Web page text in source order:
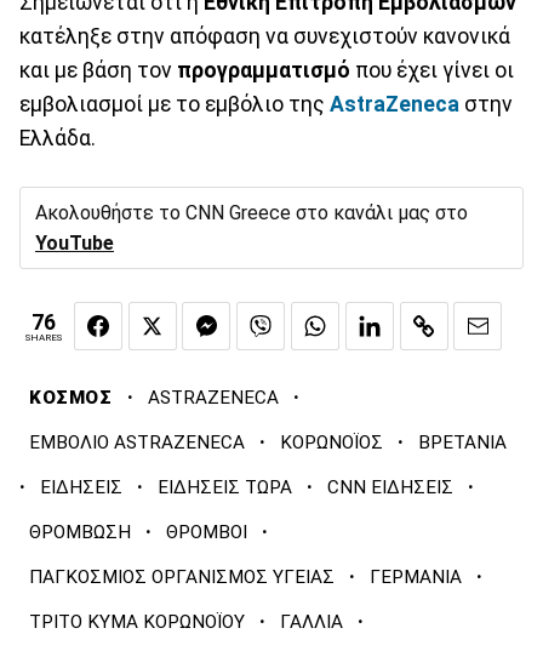
κατέληξε στην απόφαση να συνεχιστούν κανονικά
και με βάση τον προγραμματισμό που έχει γίνει οι
εμβολιασμοί με το εμβόλιο της AstraZeneca στην
Ελλάδα.
Ακολουθήστε το CNN Greece στο κανάλι μας στο
YouTube
76
SHARES
ΚΟΣΜΟΣ · ASTRAZENECA ·
ΕΜΒΟΛΙΟ ASTRAZENECA · ΚΟΡΩΝΟΪΟΣ · ΒΡΕΤΑΝΙΑ
· ΕΙΔΗΣΕΙΣ · ΕΙΔΗΣΕΙΣ ΤΩΡΑ · CNN ΕΙΔΗΣΕΙΣ ·
ΘΡΟΜΒΩΣΗ · ΘΡΟΜΒΟΙ ·
ΠΑΓΚΟΣΜΙΟΣ ΟΡΓΑΝΙΣΜΟΣ ΥΓΕΙΑΣ · ΓΕΡΜΑΝΙΑ ·
ΤΡΙΤΟ ΚΥΜΑ ΚΟΡΩΝΟΪΟΥ · ΓΑΛΛΙΑ ·